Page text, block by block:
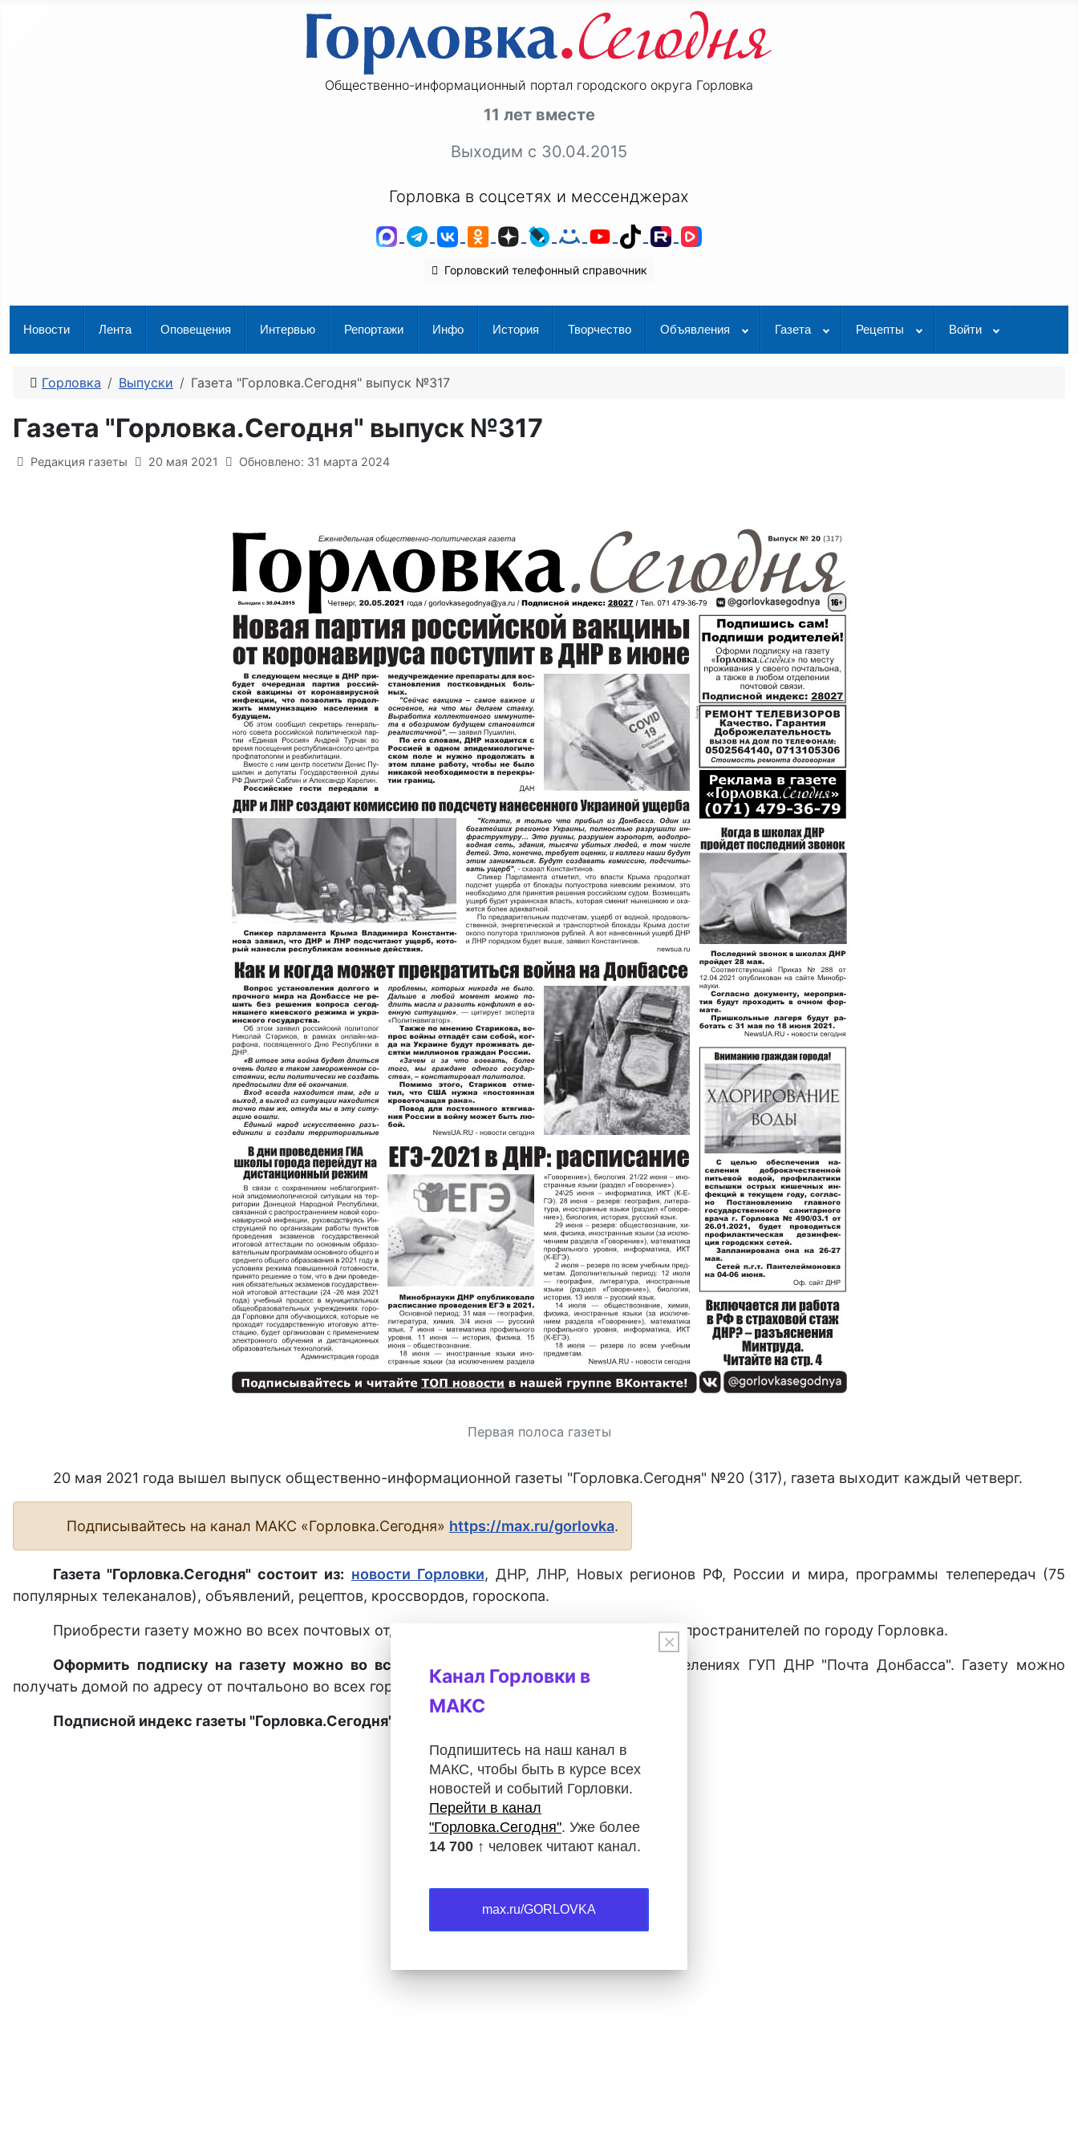
Общественно-информационный портал городского округа Горловка
11 лет вместе
Выходим с 30.04.2015
Горловка в соцсетях и мессенджерах
MAXTelegram
ВКонтакте
Одноклассники
ДзенLiveJournal
Мой Мир
YouTube
TikTokRutube
Горловский телефонный справочник
Новости Лента Оповещения Интервью Репортажи Инфо История Творчество Объявления Газета Рецепты Войти
Горловка Выпуски Газета "Горловка.Сегодня" выпуск №317
Газета "Горловка.Сегодня" выпуск №317
Информация о материале
Редакция газеты 20 мая 2021 Обновлено: 31 марта 2024
Первая полоса газеты
20 мая 2021 года вышел выпуск общественно-информационной газеты "Горловка.Сегодня" №20 (317), газета выходит каждый четверг.
Подписывайтесь на канал МАКС «Горловка.Сегодня» https://max.ru/gorlovka.
Газета "Горловка.Сегодня" состоит из: новости Горловки, ДНР, ЛНР, Новых регионов РФ, России и мира, программы телепередач (75
популярных телеканалов), объявлений, рецептов, кроссвордов, гороскопа.
Приобрести газету можно во всех почтовых отделениях города Горловка, а также у распространителей по городу Горловка.
Оформить подписку на газету можно во всех городах ДНР
во всех почтовых отделениях ГУП ДНР "Почта Донбасса". Газету можно
получать домой по адресу от почтальоно во всех городах ДНР.
Подписной индекс газеты "Горловка.Сегодня" – 28027.
×
Канал Горловки в
МАКС
Подпишитесь на наш канал в
МАКС, чтобы быть в курсе всех
новостей и событий Горловки.
Перейти в канал
"Горловка.Сегодня". Уже более
14 700 ↑ человек читают канал.
max.ru/GORLOVKA